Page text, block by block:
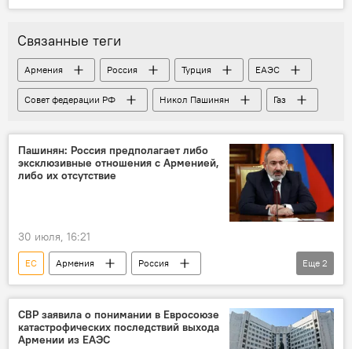
Связанные теги
Армения Россия Турция ЕАЭС
Совет федерации РФ Никол Пашинян Газ
Пашинян: Россия предполагает либо
эксклюзивные отношения с Арменией,
либо их отсутствие
30 июля, 16:21
ЕС Армения
Россия
Никол Пашинян
ЕАЭС
Еще 2
СВР заявила о понимании в Евросоюзе
катастрофических последствий выхода
Армении из ЕАЭС